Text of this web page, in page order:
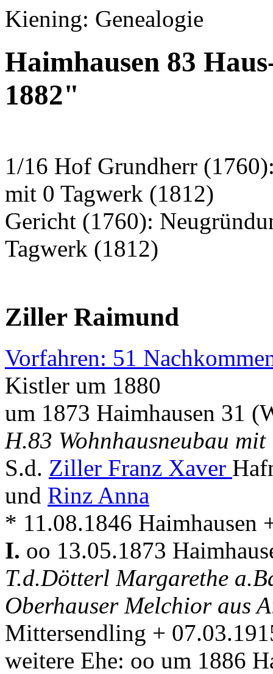
Kiening: Genealogie
Haimhausen 83
1882"
1/16 Hof Grundherr
mit 0 Tagwerk (1812)
Gericht (1760):
Tagwerk (1812)
Ziller Raimund
Vorfahren: 51
Kistler um 1880
um 1873 Haimhausen 31
H.83 Wohnhausneubau mit
S.d. Ziller Franz Xaver
und Rinz Anna
* 11.08.1846 Haimhausen
I. oo 13.05.1873
T.d.Dötterl Margarethe
Oberhauser Melchior aus
Mittersendling +
weitere Ehe: oo um 1886